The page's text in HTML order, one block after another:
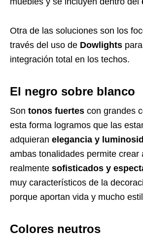
Otra de las soluciones son los
través del uso de Dowlights
integración total en los techos.
El negro sobre blanco
Son tonos fuertes con grandes
esta forma logramos que las
adquieran elegancia y
ambas tonalidades permite crear
realmente sofisticados y
muy característicos de la
porque aportan vida y mucho
Colores neutros